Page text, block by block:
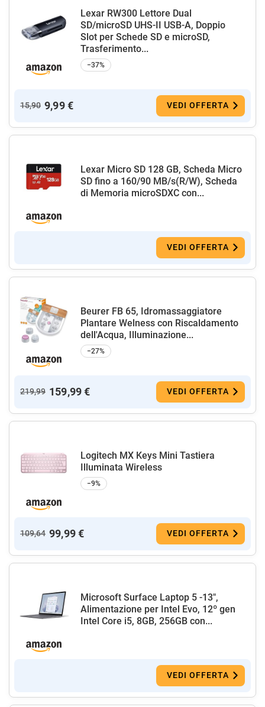
Lexar RW300 Lettore Dual
SD/microSD UHS-II USB-A, Doppio
Slot per Schede SD e microSD,
Trasferimento...
−37%
15,90 9,99 € VEDI OFFERTA
Lexar Micro SD 128 GB, Scheda Micro
SD fino a 160/90 MB/s(R/W), Scheda
di Memoria microSDXC con...
VEDI OFFERTA
Beurer FB 65, Idromassaggiatore
Plantare Welness con Riscaldamento
dell'Acqua, Illuminazione...
−27%
219,99 159,99 € VEDI OFFERTA
Logitech MX Keys Mini Tastiera
Illuminata Wireless
−9%
109,64 99,99 € VEDI OFFERTA
Microsoft Surface Laptop 5 -13",
Alimentazione per Intel Evo, 12º gen
Intel Core i5, 8GB, 256GB con...
VEDI OFFERTA